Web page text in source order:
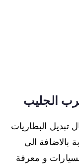
الجليب
تبديل البطاريات
بالاضافة الى
و معرفة